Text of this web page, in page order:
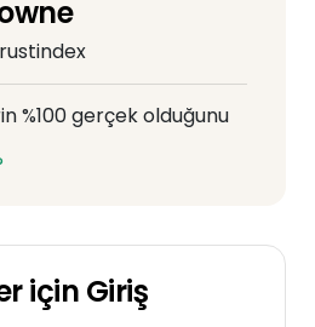
%100 gerçek olduğunu
için Giriş